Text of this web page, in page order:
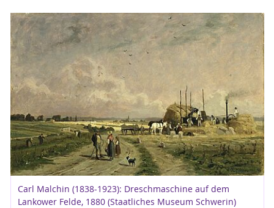
Carl Malchin (1838-1923): Dreschmaschine auf dem
Lankower Felde, 1880 (Staatliches Museum Schwerin)